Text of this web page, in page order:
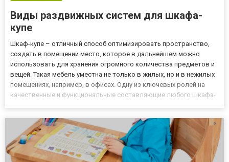
Виды раздвижных систем для шкафа-
купе
Шкаф-купе – отличный способ оптимизировать пространство,
создать в помещении место, которое в дальнейшем можно
использовать для хранения огромного количества предметов и
вещей. Такая мебель уместна не только в жилых, но и в нежилых
помещениях, например, в офисах. Одну из ключевых ролей на
качественные и функциональные составляющие любого шкафа-